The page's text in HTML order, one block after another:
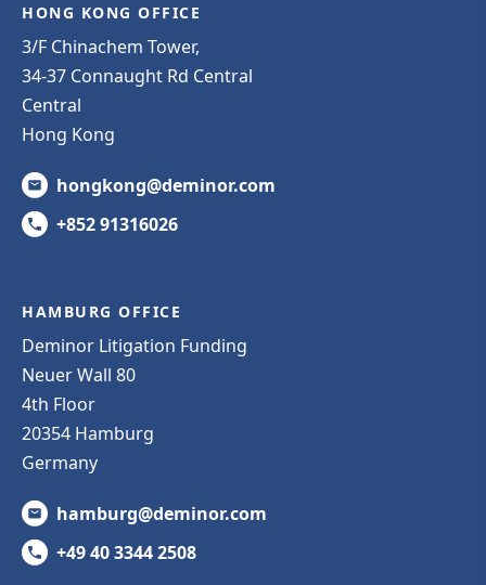
HONG KONG OFFICE
3/F Chinachem Tower,
34-37 Connaught Rd Central
Central
Hong Kong
hongkong@deminor.com
+852 91316026
HAMBURG OFFICE
Deminor Litigation Funding
Neuer Wall 80
4th Floor
20354 Hamburg
Germany
hamburg@deminor.com
+49 40 3344 2508